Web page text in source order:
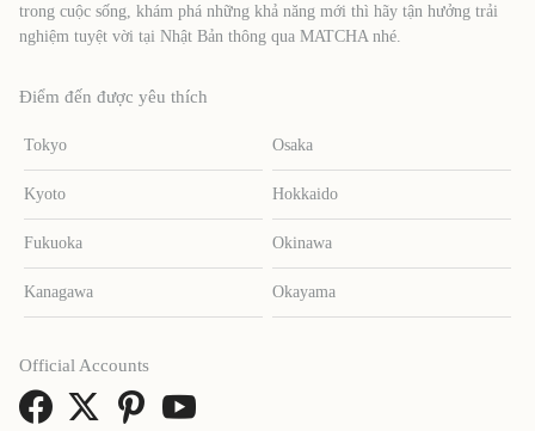
trong cuộc sống, khám phá những khả năng mới thì hãy tận hưởng trải
nghiệm tuyệt vời tại Nhật Bản thông qua MATCHA nhé.
Điểm đến được yêu thích
Tokyo Osaka
Kyoto Hokkaido
Fukuoka Okinawa
Kanagawa Okayama
Official Accounts